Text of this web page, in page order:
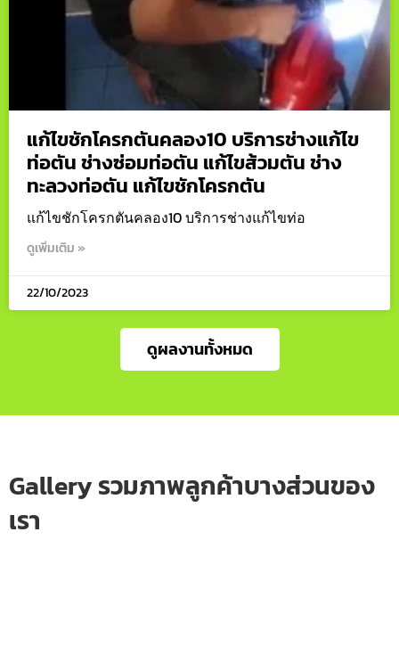
แก้ไขชักโครกตันคลอง10 บริการช่างแก้ไข
ท่อตัน ช่างซ่อมท่อตัน แก้ไขส้วมตัน ช่าง
ทะลวงท่อตัน แก้ไขชักโครกตัน
แก้ไขชักโครกตันคลอง10 บริการช่างแก้ไขท่อ
ดูเพิ่มเติม »
22/10/2023
ดูผลงานทั้งหมด
Gallery รวมภาพลูกค้าบางส่วนของ
เรา